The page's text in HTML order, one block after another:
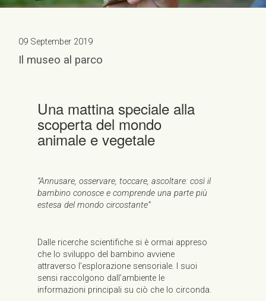
09 September 2019
Il museo al parco
Una mattina speciale alla
scoperta del mondo
animale e vegetale
“Annusare, osservare, toccare, ascoltare: così il
bambino conosce e comprende una parte più
estesa del mondo circostante”
Dalle ricerche scientifiche si è ormai appreso
che lo sviluppo del bambino avviene
attraverso l’esplorazione sensoriale. I suoi
sensi raccolgono dall’ambiente le
informazioni principali su ciò che lo circonda.